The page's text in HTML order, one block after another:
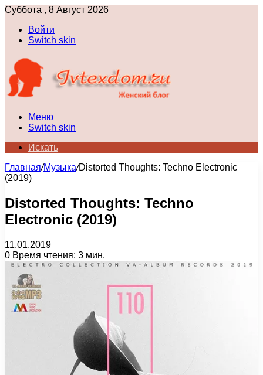
Суббота , 8 Август 2026
Войти
Switch skin
Меню
Switch skin
Искать
Главная/Музыка/Distorted Thoughts: Techno Electronic
(2019)
Distorted Thoughts: Techno
Electronic (2019)
11.01.2019
0 Время чтения: 3 мин.